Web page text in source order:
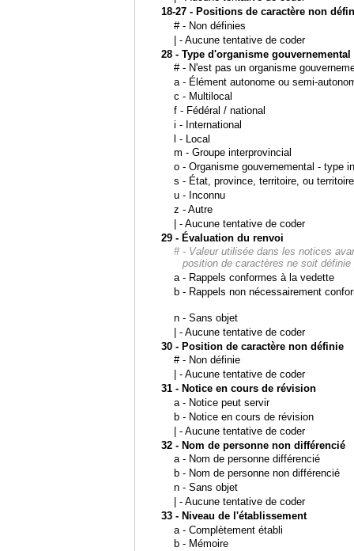
18-27 - Positions de caractère non
# - Non définies
| - Aucune tentative de coder
28 - Type d'organisme gouvernemental
# - N'est pas un organisme
a - Élément autonome ou semi-
c - Multilocal
f - Fédéral / national
i - International
l - Local
m - Groupe interprovincial
o - Organisme gouvernemental - type
s - État, province, territoire, ou
u - Inconnu
z - Autre
| - Aucune tentative de coder
29 - Évaluation du renvoi
# - Valeur utilisée dans les notices
position de caractères ne soit
a - Rappels conformes à la vedette
b - Rappels non nécessairement
n - Sans objet
| - Aucune tentative de coder
30 - Position de caractère non définie
# - Non définie
| - Aucune tentative de coder
31 - Notice en cours de révision
a - Notice peut servir
b - Notice en cours de révision
| - Aucune tentative de coder
32 - Nom de personne non différencié
a - Nom de personne différencié
b - Nom de personne non différencié
n - Sans objet
| - Aucune tentative de coder
33 - Niveau de l'établissement
a - Complètement établi
b - Mémoire